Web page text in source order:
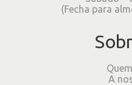
(Fecha para
A